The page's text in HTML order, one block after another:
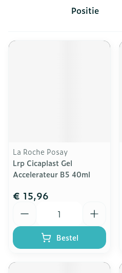
Sorteer op:
La Roche Posay
Lrp Cicaplast Gel
Accelerateur B5 40ml
€ 15,96
Bestel